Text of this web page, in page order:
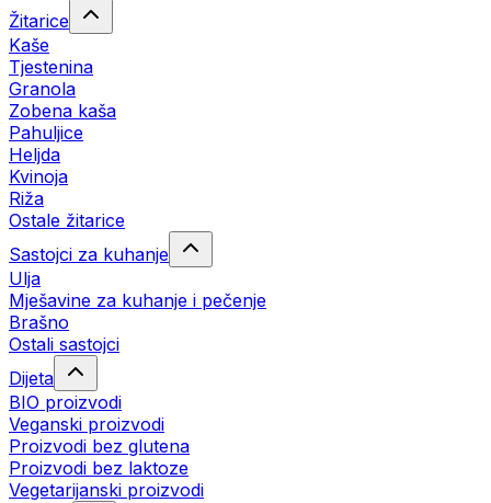
Žitarice
Kaše
Tjestenina
Granola
Zobena kaša
Pahuljice
Heljda
Kvinoja
Riža
Ostale žitarice
Sastojci za kuhanje
Ulja
Mješavine za kuhanje i pečenje
Brašno
Ostali sastojci
Dijeta
BIO proizvodi
Veganski proizvodi
Proizvodi bez glutena
Proizvodi bez laktoze
Vegetarijanski proizvodi